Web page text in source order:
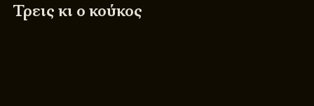
Τρεις κι ο κούκος